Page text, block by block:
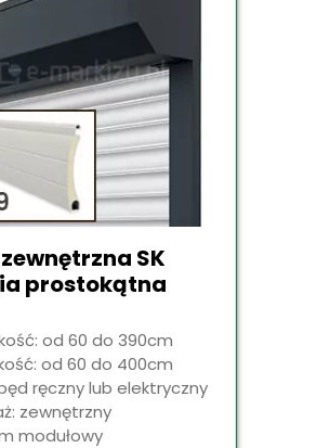
SK
prostokątna
od 60 do 390cm
od 60 do 400cm
ręczny lub elektryczny
zewnętrzny
modułowy